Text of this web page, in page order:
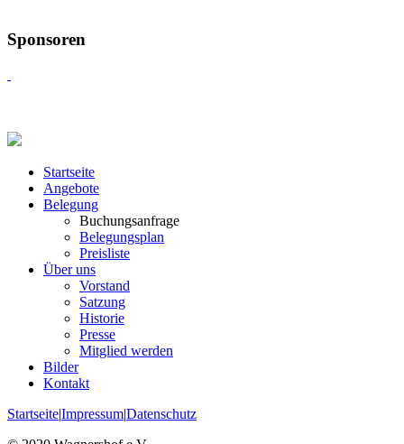
Sponsoren
Startseite
Angebote
Belegung
Buchungsanfrage
Belegungsplan
Preisliste
Über uns
Vorstand
Satzung
Historie
Presse
Mitglied werden
Bilder
Kontakt
Startseite|Impressum|Datenschutz